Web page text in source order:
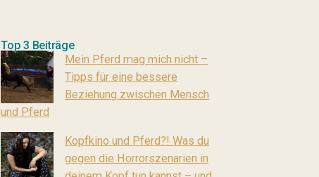
Top 3 Beiträge
Mein Pferd mag mich nicht –
Tipps für eine bessere
Beziehung zwischen Mensch
und Pferd
Kopfkino und Pferd?! Was du
gegen die Horrorszenarien in